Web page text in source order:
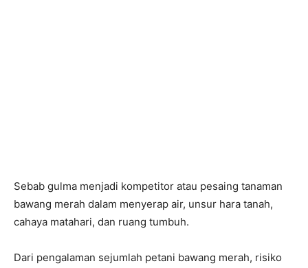
Sebab gulma menjadi kompetitor atau pesaing tanaman
bawang merah dalam menyerap air, unsur hara tanah,
cahaya matahari, dan ruang tumbuh.
Dari pengalaman sejumlah petani bawang merah, risiko